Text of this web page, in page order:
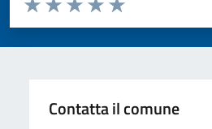
Valuta 5 stelle su 5
Valuta 4 stelle su 5
Valuta 3 stelle su 5
Valuta 2 stelle su 5
Valuta 1 stelle su 5
Contatta il comune